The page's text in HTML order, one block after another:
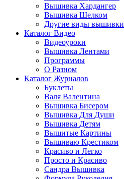
Вышивка Хардангер
Вышивка Шелком
Другие виды вышивки
Каталог Видео
Видеоуроки
Вышивка Лентами
Программы
О Разном
Каталог Журналов
Буклеты
Валя Валентина
Вышивка Бисером
Вышивка Для Души
Вышивка Детям
Вышитые Картины
Вышиваю Крестиком
Красиво и Легко
Просто и Красиво
Сандра Вышивка